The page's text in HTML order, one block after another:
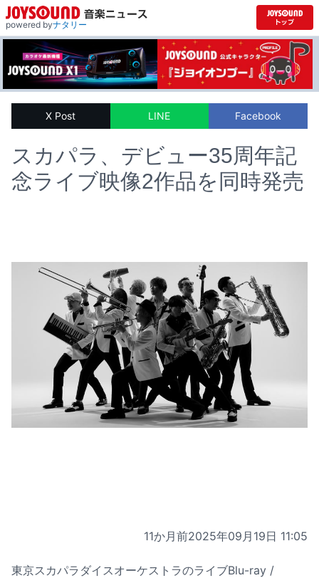
powered byナタリー
X Post LINE Facebook
スカパラ、デビュー35周年記
念ライブ映像2作品を同時発売
11か月前2025年09月19日 11:05
東京スカパラダイスオーケストラのライブBlu-ray /